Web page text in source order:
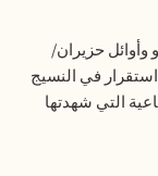
وأوائل حزيران/
استقرار في النسيج
التي شهدتها